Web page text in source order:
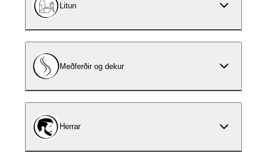
Litun
Meðferðir og dekur
Herrar